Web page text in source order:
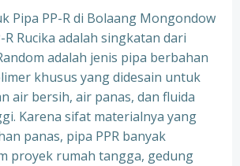
Pipa PP-R di Bolaang Mongondow
R Rucika adalah singkatan dari
adalah jenis pipa berbahan
khusus yang didesain untuk
air bersih, air panas, dan fluida
Karena sifat materialnya yang
panas, pipa PPR banyak
proyek rumah tangga, gedung